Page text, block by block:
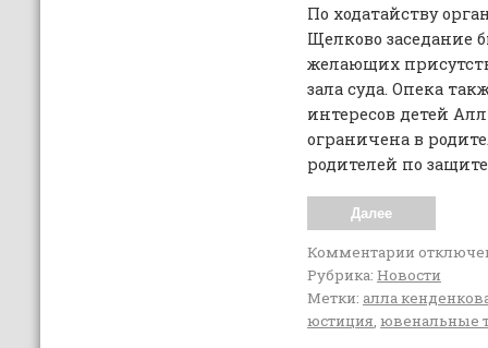
По ходатайству
Щелково заседание
желающих
зала суда. Опека
интересов детей
ограничена в
родителей по
Далее
Комментарии
Рубрика: Новости
Метки: алла
юстиция, ювенальные